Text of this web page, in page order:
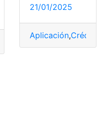
Celular ,Descarga, Rápido
21/01/2025
Aplicación,Crédito